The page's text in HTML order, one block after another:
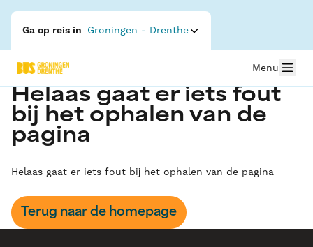
Ga op reis in Groningen - Drenthe
Menu
Helaas gaat er iets fout
bij het ophalen van de
pagina
Helaas gaat er iets fout bij het ophalen van de pagina
Terug naar de homepage